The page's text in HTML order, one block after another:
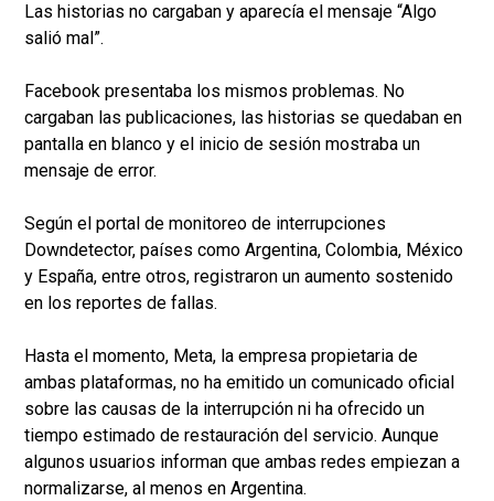
Las historias no cargaban y aparecía el mensaje “Algo
salió mal”.
Facebook presentaba los mismos problemas. No
cargaban las publicaciones, las historias se quedaban en
pantalla en blanco y el inicio de sesión mostraba un
mensaje de error.
Según el portal de monitoreo de interrupciones
Downdetector, países como Argentina, Colombia, México
y España, entre otros, registraron un aumento sostenido
en los reportes de fallas.
Hasta el momento, Meta, la empresa propietaria de
ambas plataformas, no ha emitido un comunicado oficial
sobre las causas de la interrupción ni ha ofrecido un
tiempo estimado de restauración del servicio. Aunque
algunos usuarios informan que ambas redes empiezan a
normalizarse, al menos en Argentina.